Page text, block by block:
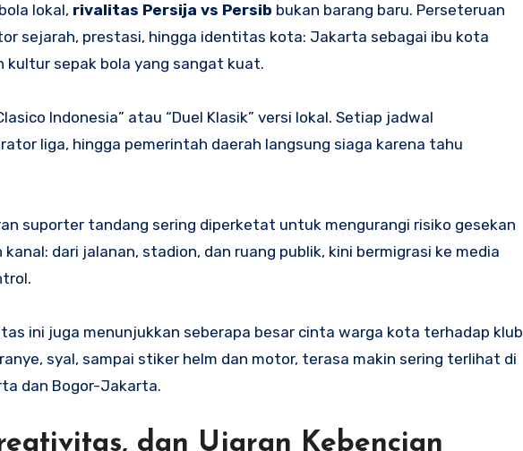
lokal, rivalitas Persija vs Persib bukan barang baru. Perseteruan
sejarah, prestasi, hingga identitas kota: Jakarta sebagai ibu kota
kultur sepak bola yang sangat kuat.
Indonesia” atau “Duel Klasik” versi lokal. Setiap jadwal
liga, hingga pemerintah daerah langsung siaga karena tahu
suporter tandang sering diperketat untuk mengurangi risiko gesekan
dari jalanan, stadion, dan ruang publik, kini bermigrasi ke media
ini juga menunjukkan seberapa besar cinta warga kota terhadap klub
syal, sampai stiker helm dan motor, terasa makin sering terlihat di
dan Bogor-Jakarta.
dan Ujaran Kebencian